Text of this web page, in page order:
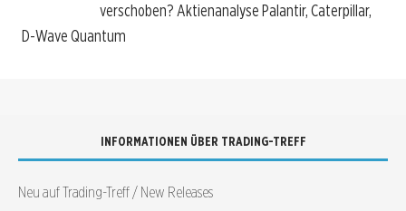
verschoben? Aktienanalyse Palantir, Caterpillar,
D-Wave Quantum
INFORMATIONEN ÜBER TRADING-TREFF
Neu auf Trading-Treff / New Releases